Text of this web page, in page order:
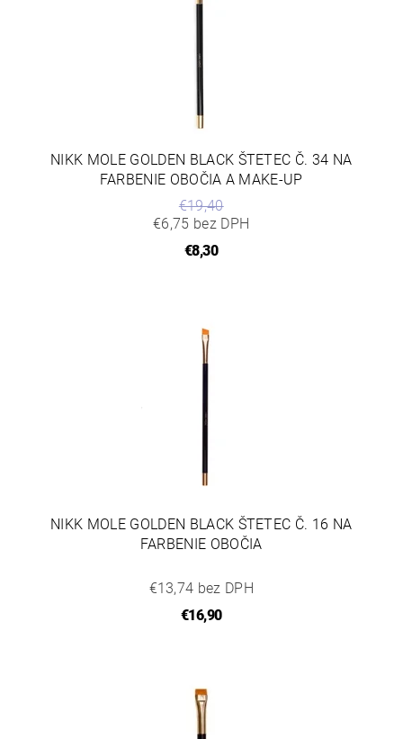
NIKK MOLE GOLDEN BLACK ŠTETEC Č. 34 NA
FARBENIE OBOČIA A MAKE-UP
€19,40
€6,75 bez DPH
€8,30
NIKK MOLE GOLDEN BLACK ŠTETEC Č. 16 NA
FARBENIE OBOČIA
€13,74 bez DPH
€16,90